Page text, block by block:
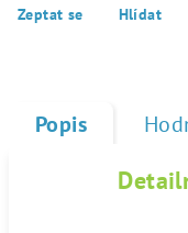
Zeptat se Hlídat
Popis